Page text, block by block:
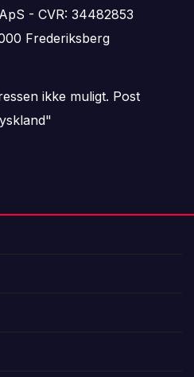
- CVR: 34482853
Frederiksberg
ikke muligt. Post